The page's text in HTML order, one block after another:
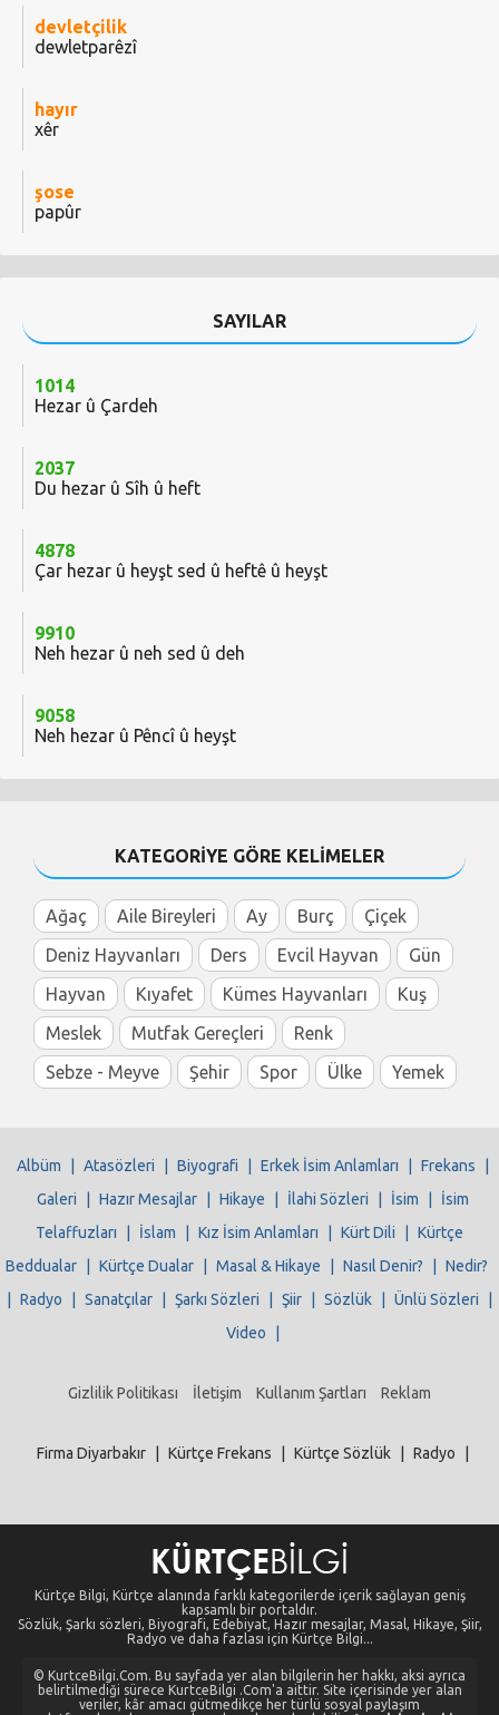
devletçilik
dewletparêzî
hayır
xêr
şose
papûr
SAYILAR
1014
Hezar û Çardeh
2037
Du hezar û Sîh û heft
4878
Çar hezar û heyşt sed û heftê û heyşt
9910
Neh hezar û neh sed û deh
9058
Neh hezar û Pêncî û heyşt
KATEGORİYE GÖRE KELİMELER
Ağaç Aile Bireyleri Ay Burç
Çiçek
Deniz Hayvanları
Ders Evcil Hayvan
Gün
Hayvan
Kıyafet Kümes Hayvanları
Kuş
Meslek
Mutfak Gereçleri
Renk
Sebze - Meyve
Şehir Spor Ülke Yemek
Albüm Atasözleri Biyografi Erkek İsim Anlamları Frekans
Galeri
Hazır Mesajlar Hikaye İlahi Sözleri İsim
İsim
Telaffuzları
İslam Kız İsim Anlamları Kürt Dili
Kürtçe
Beddualar
Kürtçe Dualar Masal & Hikaye Nasıl Denir?
Nedir?
Radyo Sanatçılar Şarkı Sözleri Şiir Sözlük Ünlü Sözleri
Video
Gizlilik Politikası İletişim Kullanım Şartları Reklam
Firma Diyarbakır Kürtçe Frekans Kürtçe Sözlük Radyo
Kürtçe Bilgi, Kürtçe alanında farklı kategorilerde içerik sağlayan geniş
kapsamlı bir portaldır.
Sözlük, Şarkı sözleri, Biyografi, Edebiyat, Hazır mesajlar, Masal, Hikaye, Şiir,
Radyo ve daha fazlası için Kürtçe Bilgi...
© KurtceBilgi.Com. Bu sayfada yer alan bilgilerin her hakkı, aksi ayrıca
belirtilmediği sürece KurtceBilgi .Com'a aittir. Site içerisinde yer alan
veriler, kâr amacı gütmedikçe her türlü sosyal paylaşım